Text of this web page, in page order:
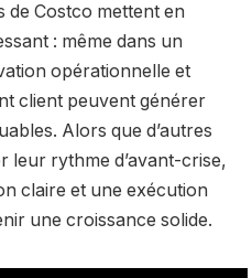
de Costco mettent en
: même dans un
opérationnelle et
client peuvent générer
Alors que d’autres
leur rythme d’avant-crise,
claire et une exécution
une croissance solide.